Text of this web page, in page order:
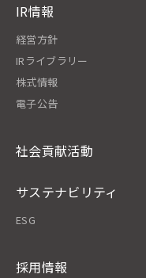
IR情報
経営方針
IRライブラリー
株式情報
電子公告
社会貢献活動
サステナビリティ
ESG
採用情報